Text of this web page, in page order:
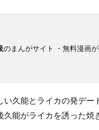
のまんがサイト ・無料漫画
久能とライカの発デ
能がライカを誘った焼